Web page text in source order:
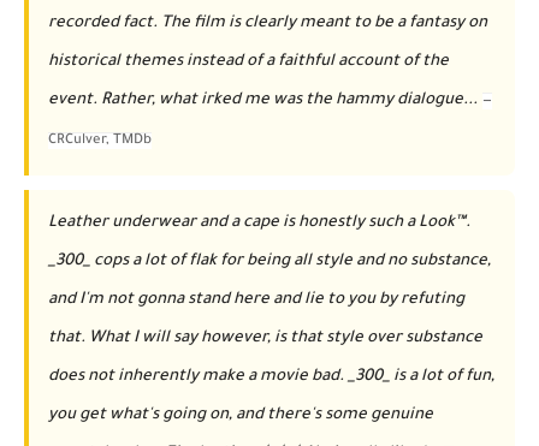
recorded fact. The film is clearly meant to be a fantasy on
historical themes instead of a faithful account of the
event. Rather, what irked me was the hammy dialogue... —
CRCulver, TMDb
Leather underwear and a cape is honestly such a Look™.
_300_ cops a lot of flak for being all style and no substance,
and I'm not gonna stand here and lie to you by refuting
that. What I will say however, is that style over substance
does not inherently make a movie bad. _300_ is a lot of fun,
you get what's going on, and there's some genuine